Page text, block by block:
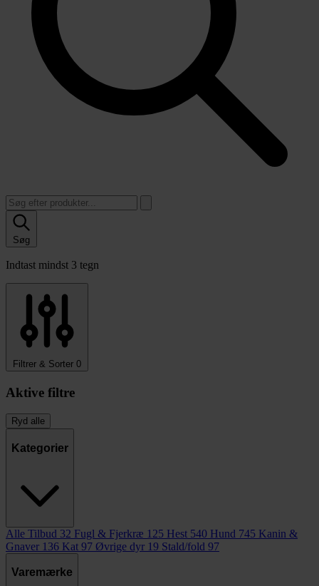
Søg
Indtast mindst 3 tegn
Filtrer & Sorter 0
Aktive filtre
Ryd alle
Kategorier
Alle Tilbud 32 Fugl & Fjerkræ 125 Hest 540 Hund 745 Kanin &
Gnaver 136 Kat 97 Øvrige dyr 19 Stald/fold 97
Varemærke